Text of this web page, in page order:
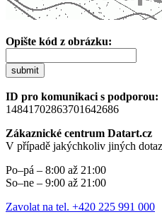
Opište kód z obrázku:
submit
ID pro komunikaci s podporou:
14841702863701642686
Zákaznické centrum Datart.cz
V případě jakýchkoliv jiných
Po–pá – 8:00 až 21:00
So–ne – 9:00 až 21:00
Zavolat na tel. +420 225 991 000